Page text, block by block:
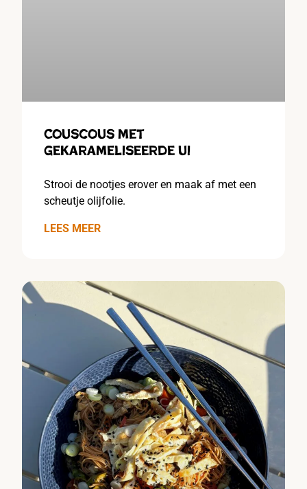
Couscous met
gekarameliseerde ui
Strooi de nootjes erover en maak af met een
scheutje olijfolie.
LEES MEER